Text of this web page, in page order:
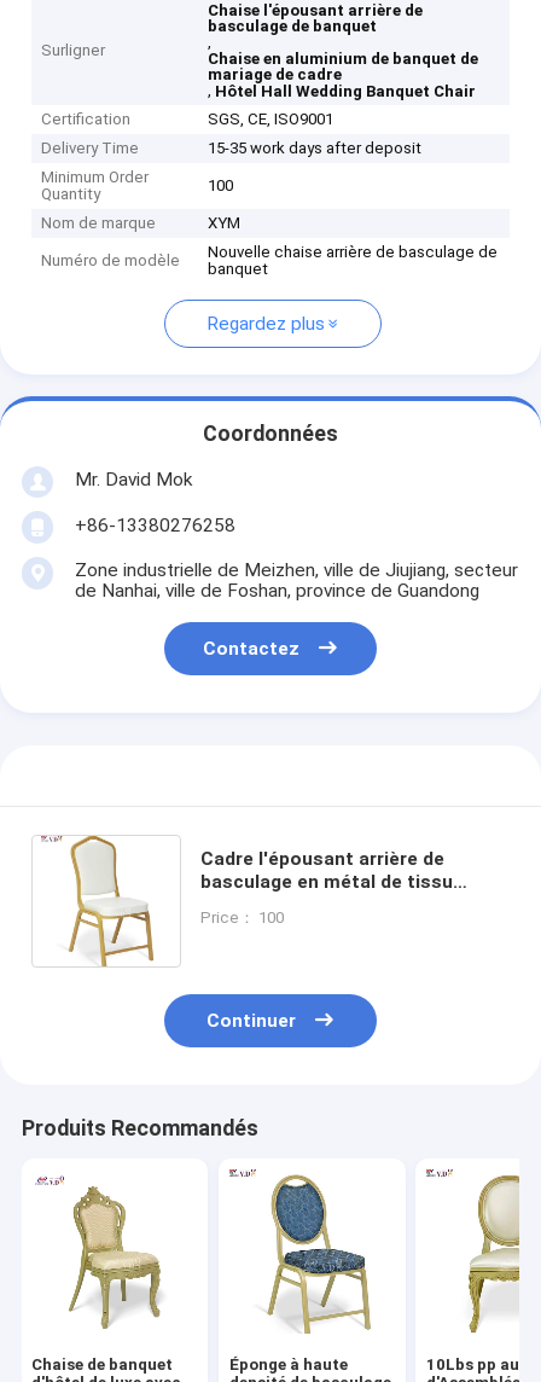
Surligner
Chaise l'épousant arrière de
basculage de banquet
,
Chaise en aluminium de banquet de
mariage de cadre
, Hôtel Hall Wedding Banquet Chair
Certification
SGS, CE, ISO9001
Delivery Time
15-35 work days after deposit
Minimum Order
Quantity
100
Nom de marque XYM
Numéro de modèle
Nouvelle chaise arrière de basculage de
banquet
Regardez plus
Coordonnées
Mr. David Mok
+86-13380276258
Zone industrielle de Meizhen, ville de Jiujiang, secteur
de Nanhai, ville de Foshan, province de Guandong
Contactez
Cadre l'épousant arrière de
basculage en métal de tissu
banquet pour l'hôtel Hall
Price： 100
Continuer
Produits Recommandés
Chaise de banquet
Éponge à haute
10Lbs pp